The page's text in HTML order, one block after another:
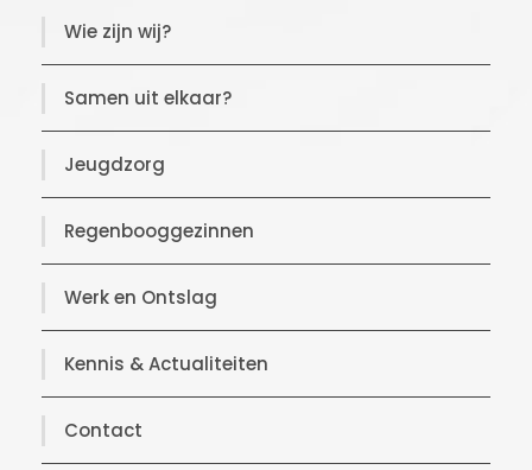
Wie zijn wij?
Samen uit elkaar?
Jeugdzorg
Regenbooggezinnen
Werk en Ontslag
Kennis & Actualiteiten
Contact